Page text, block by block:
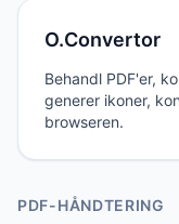
O.Convertor
Behandl PDF'er,
generer ikoner,
browseren.
PDF-HÅNDTERING